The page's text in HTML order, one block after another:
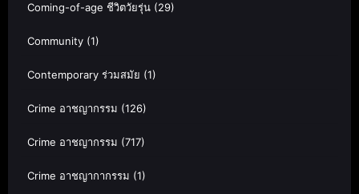
Coming-of-age ชีวิตวัยรุ่น (29)
Community (1)
Contemporary ร่วมสมัย (1)
Crime อาชญากรรม (126)
Crime อาชญากรรม (717)
Crime อาชญากากรรม (1)